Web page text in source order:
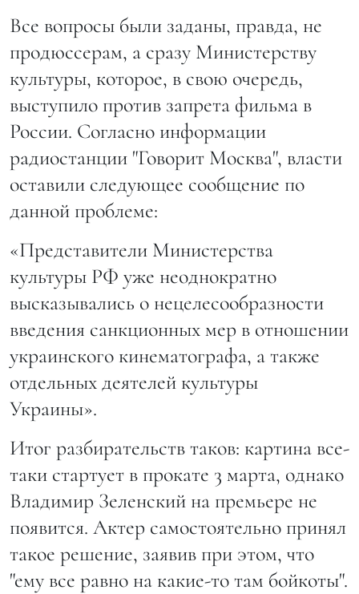
Все вопросы были заданы, правда, не
продюссерам, а сразу Министерству
культуры, которое, в свою очередь,
выступило против запрета фильма в
России. Согласно информации
радиостанции "Говорит Москва", власти
оставили следующее сообщение по
данной проблеме:
«Представители Министерства
культуры РФ уже неоднократно
высказывались о нецелесообразности
введения санкционных мер в отношении
украинского кинематографа, а также
отдельных деятелей культуры
Украины».
Итог разбирательств таков: картина все-
таки стартует в прокате 3 марта, однако
Владимир Зеленский на премьере не
появится. Актер самостоятельно принял
такое решение, заявив при этом, что
"ему все равно на какие-то там бойкоты".